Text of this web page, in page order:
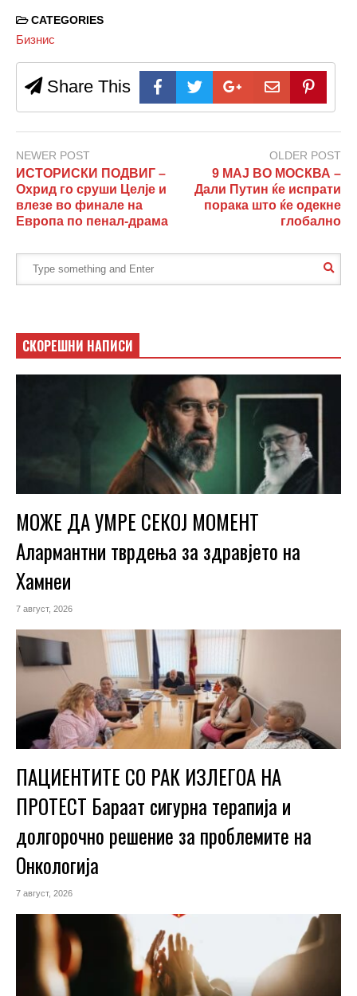
CATEGORIES
Бизнис
Share This
NEWER POST
ИСТОРИСКИ ПОДВИГ –
Охрид го сруши Целје и
влезе во финале на
Европа по пенал-драма
OLDER POST
9 МАЈ ВО МОСКВА –
Дали Путин ќе испрати
порака што ќе одекне
глобално
СКОРЕШНИ НАПИСИ
МОЖЕ ДА УМРЕ СЕКОЈ МОМЕНТ
Алармантни тврдења за здравјето на
Хамнеи
7 август, 2026
ПАЦИЕНТИТЕ СО РАК ИЗЛЕГОА НА
ПРОТЕСТ Бараат сигурна терапија и
долгорочно решение за проблемите на
Онкологија
7 август, 2026